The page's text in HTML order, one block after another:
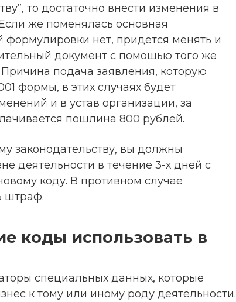
то достаточно внести изменения в
же поменялась основная
формулировки нет, придется менять и
документ с помощью того же
подача заявления, которую
формы, в этих случаях будет
и в устав организации, за
пошлина 800 рублей.
законодательству, вы должны
деятельности в течение 3-х дней с
коду. В противном случае
штраф.
коды использовать в
специальных данных, которые
к тому или иному роду деятельности.